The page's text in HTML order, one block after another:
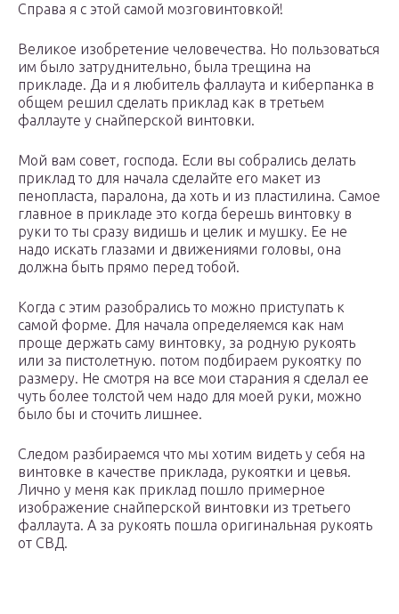
Справа я с этой самой мозговинтовкой!
Великое изобретение человечества. Но пользоваться
им было затруднительно, была трещина на
прикладе. Да и я любитель фаллаута и киберпанка в
общем решил сделать приклад как в третьем
фаллауте у снайперской винтовки.
Мой вам совет, господа. Если вы собрались делать
приклад то для начала сделайте его макет из
пенопласта, паралона, да хоть и из пластилина. Самое
главное в прикладе это когда берешь винтовку в
руки то ты сразу видишь и целик и мушку. Ее не
надо искать глазами и движениями головы, она
должна быть прямо перед тобой.
Когда с этим разобрались то можно приступать к
самой форме. Для начала определяемся как нам
проще держать саму винтовку, за родную рукоять
или за пистолетную. потом подбираем рукоятку по
размеру. Не смотря на все мои старания я сделал ее
чуть более толстой чем надо для моей руки, можно
было бы и сточить лишнее.
Следом разбираемся что мы хотим видеть у себя на
винтовке в качестве приклада, рукоятки и цевья.
Лично у меня как приклад пошло примерное
изображение снайперской винтовки из третьего
фаллаута. А за рукоять пошла оригинальная рукоять
от СВД.